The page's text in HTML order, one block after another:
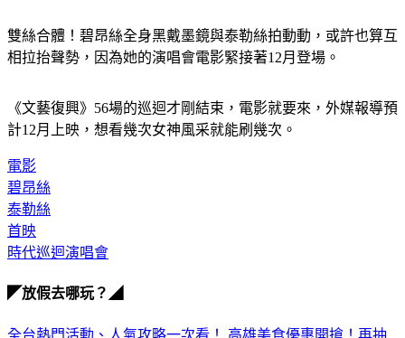
雙絲合體！碧昂絲全身黑戴墨鏡與泰勒絲拍動動，或許也算互
《文藝復興》56場的巡迴才剛結束，電影就要來，外媒報導預
電影
碧昂絲
泰勒絲
首映